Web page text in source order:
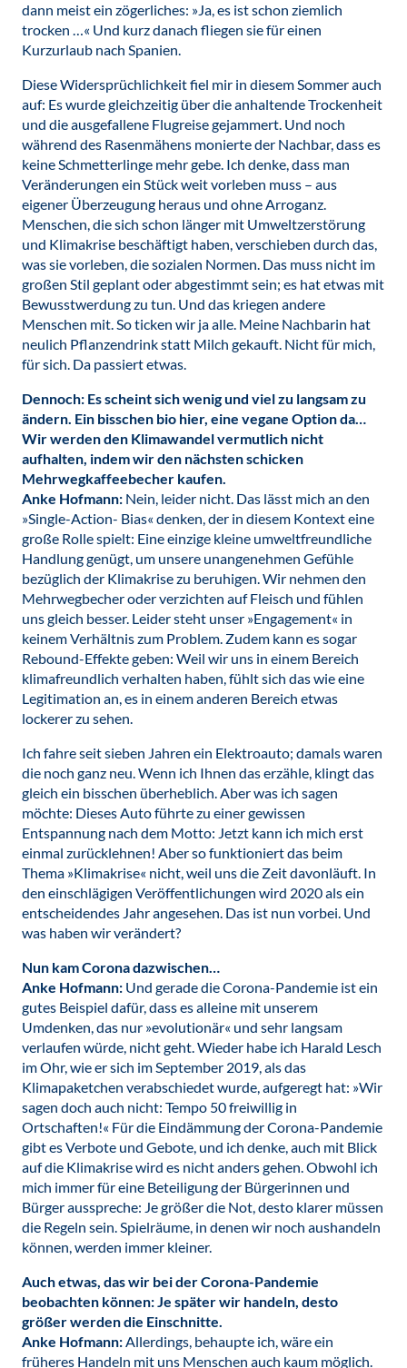
dann meist ein zögerliches: »Ja, es ist schon ziemlich
trocken …« Und kurz danach fliegen sie für einen
Kurzurlaub nach Spanien.
Diese Widersprüchlichkeit fiel mir in diesem Sommer auch
auf: Es wurde gleichzeitig über die anhaltende Trockenheit
und die ausgefallene Flugreise gejammert. Und noch
während des Rasenmähens monierte der Nachbar, dass es
keine Schmetterlinge mehr gebe. Ich denke, dass man
Veränderungen ein Stück weit vorleben muss – aus
eigener Überzeugung heraus und ohne Arroganz.
Menschen, die sich schon länger mit Umweltzerstörung
und Klimakrise beschäftigt haben, verschieben durch das,
was sie vorleben, die sozialen Normen. Das muss nicht im
großen Stil geplant oder abgestimmt sein; es hat etwas mit
Bewusstwerdung zu tun. Und das kriegen andere
Menschen mit. So ticken wir ja alle. Meine Nachbarin hat
neulich Pflanzendrink statt Milch gekauft. Nicht für mich,
für sich. Da passiert etwas.
Dennoch: Es scheint sich wenig und viel zu langsam zu
ändern. Ein bisschen bio hier, eine vegane Option da…
Wir werden den Klimawandel vermutlich nicht
aufhalten, indem wir den nächsten schicken
Mehrwegkaffeebecher kaufen.
Anke Hofmann: Nein, leider nicht. Das lässt mich an den
»Single-Action- Bias« denken, der in diesem Kontext eine
große Rolle spielt: Eine einzige kleine umweltfreundliche
Handlung genügt, um unsere unangenehmen Gefühle
bezüglich der Klimakrise zu beruhigen. Wir nehmen den
Mehrwegbecher oder verzichten auf Fleisch und fühlen
uns gleich besser. Leider steht unser »Engagement« in
keinem Verhältnis zum Problem. Zudem kann es sogar
Rebound-Effekte geben: Weil wir uns in einem Bereich
klimafreundlich verhalten haben, fühlt sich das wie eine
Legitimation an, es in einem anderen Bereich etwas
lockerer zu sehen.
Ich fahre seit sieben Jahren ein Elektroauto; damals waren
die noch ganz neu. Wenn ich Ihnen das erzähle, klingt das
gleich ein bisschen überheblich. Aber was ich sagen
möchte: Dieses Auto führte zu einer gewissen
Entspannung nach dem Motto: Jetzt kann ich mich erst
einmal zurücklehnen! Aber so funktioniert das beim
Thema »Klimakrise« nicht, weil uns die Zeit davonläuft. In
den einschlägigen Veröffentlichungen wird 2020 als ein
entscheidendes Jahr angesehen. Das ist nun vorbei. Und
was haben wir verändert?
Nun kam Corona dazwischen…
Anke Hofmann: Und gerade die Corona-Pandemie ist ein
gutes Beispiel dafür, dass es alleine mit unserem
Umdenken, das nur »evolutionär« und sehr langsam
verlaufen würde, nicht geht. Wieder habe ich Harald Lesch
im Ohr, wie er sich im September 2019, als das
Klimapaketchen verabschiedet wurde, aufgeregt hat: »Wir
sagen doch auch nicht: Tempo 50 freiwillig in
Ortschaften!« Für die Eindämmung der Corona-Pandemie
gibt es Verbote und Gebote, und ich denke, auch mit Blick
auf die Klimakrise wird es nicht anders gehen. Obwohl ich
mich immer für eine Beteiligung der Bürgerinnen und
Bürger ausspreche: Je größer die Not, desto klarer müssen
die Regeln sein. Spielräume, in denen wir noch aushandeln
können, werden immer kleiner.
Auch etwas, das wir bei der Corona-Pandemie
beobachten können: Je später wir handeln, desto
größer werden die Einschnitte.
Anke Hofmann:Allerdings, behaupte ich, wäre ein
früheres Handeln mit uns Menschen auch kaum möglich.